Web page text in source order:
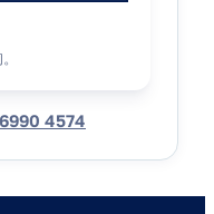
4574